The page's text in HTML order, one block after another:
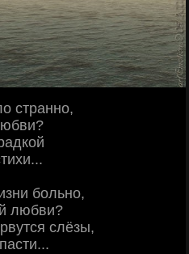
странно,
больно,
любви?
слёзы,